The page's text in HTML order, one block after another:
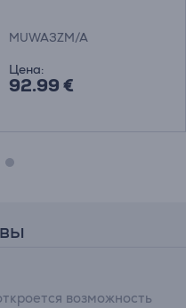
MUWA3ZM/A
Цена:
92.99 €
возможность